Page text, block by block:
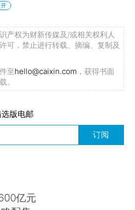
产权为财新传媒及/或相关权利人
可，禁止进行转载、摘编、复制及
至hello@caixin.com ，获得书面
。
版电邮
订阅
亿元